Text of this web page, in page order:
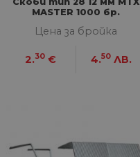
MASTER 1000 бр.
Цена за бройка
2.30 € 4.50 ЛВ.